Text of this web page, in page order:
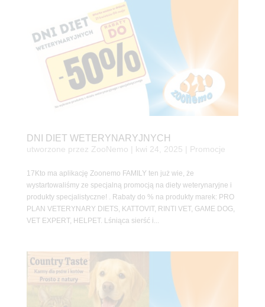
DNI DIET WETERYNARYJNYCH
utworzone przez ZooNemo kwi 24, 2025 Promocje
17Kto ma aplikację Zoonemo FAMILY ten już wie, że
wystartowaliśmy ze specjalną promocją na diety weterynaryjne i
produkty specjalistyczne! . Rabaty do % na produkty marek: PRO
PLAN VETERYNARY DIETS, KATTOVIT, RINTI VET, GAME DOG,
VET EXPERT, HELPET. Lśniąca sierść i...